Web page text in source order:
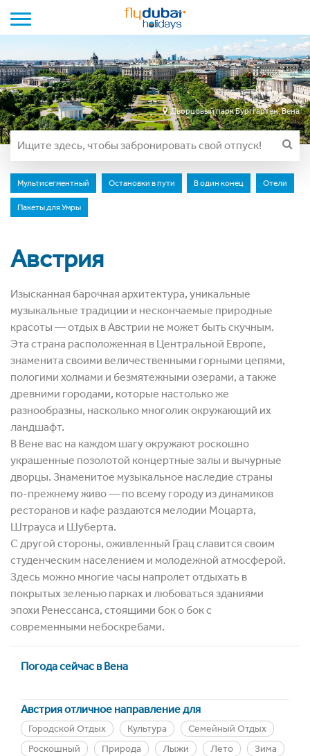
Дворцовый парк Бурггартен, Вена
Мультисегментный Остановки в пути В один конец Отели
Пакеты для Умры
Австрия
Изысканная барочная архитектура, уникальные
музыкальные традиции и нескончаемые природные
красоты ― отдых в Австрии не может быть скучным.
Эта страна расположенная в Центральной Европе,
знаменита своими величественными горными цепями,
пологими холмами и безмятежными озерами, а также
древними городами, которые настолько же
разнообразны, насколько многолик окружающий их
ландшафт.
В Вене вас на каждом шагу окружают роскошно
украшенные позолотой концертные залы и вычурные
дворцы. Знаменитое музыкальное наследие страны
по-прежнему живо ― по всему городу из динамиков
ресторанов и кафе раздаются мелодии Моцарта,
Штрауса и Шуберта.
С другой стороны, оживленный Грац славится своим
студенческим населением и молодежной атмосферой.
Здесь можно многие часы напролет отдыхать в
покрытых зеленью парках и любоваться зданиями
эпохи Ренессанса, стоящими бок о бок с
современными небоскребами.
Погода сейчас в Вена
Австрия отличное направление для
Городской Отдых Культура
Семейный Отдых
Роскошный
Природа Лыжи Лето Зима